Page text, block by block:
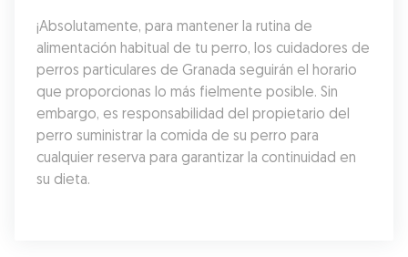
¡Absolutamente, para mantener la rutina de
alimentación habitual de tu perro, los cuidadores de
perros particulares de Granada seguirán el horario
que proporcionas lo más fielmente posible. Sin
embargo, es responsabilidad del propietario del
perro suministrar la comida de su perro para
cualquier reserva para garantizar la continuidad en
su dieta.